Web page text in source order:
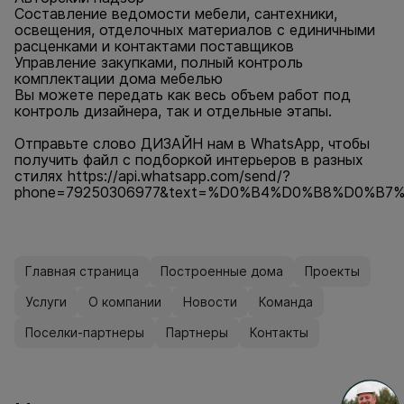
Составление ведомости мебели, сантехники,
освещения, отделочных материалов с единичными
расценками и контактами поставщиков
Управление закупками, полный контроль
комплектации дома мебелью
Вы можете передать как весь объем работ под
контроль дизайнера, так и отдельные этапы.
Отправьте слово ДИЗАЙН нам в WhatsApp, чтобы
получить файл с подборкой интерьеров в разных
стилях https://api.whatsapp.com/send/?
Главная страница Построенные дома
Проекты
Услуги
О компании Новости
Команда
Поселки-партнеры
Партнеры Контакты